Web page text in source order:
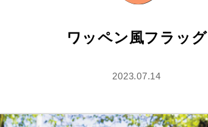
ワッペン風フラッグ
2023.07.14